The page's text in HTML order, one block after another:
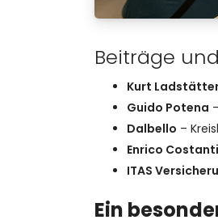
Beiträge
Kurt
Guido Potena
Dalbello –
Enrico
ITAS
Ein